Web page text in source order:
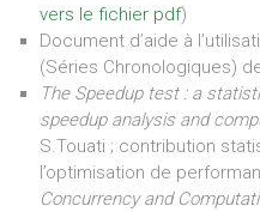
vers le fichier pdf)
Document d’aide à
(Séries Chronologiques)
The Speedup test : a
speedup analysis and
S.Touati ; contribution
l’optimisation de
Concurrency and